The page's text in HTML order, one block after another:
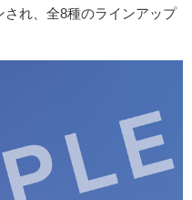
れ、全8種のラインアップ